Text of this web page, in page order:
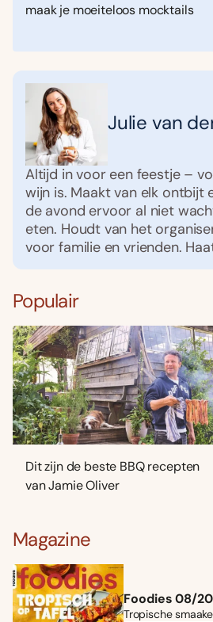
maak je moeiteloos mocktails
Julie van
Altijd in voor een feestje –
wijn is. Maakt van elk ontbijt
de avond ervoor al niet
eten. Houdt van het
voor familie en vrienden.
Populair
Dit zijn de beste BBQ recepten
van Jamie Oliver
Magazine
Foodies 08/
Tropische